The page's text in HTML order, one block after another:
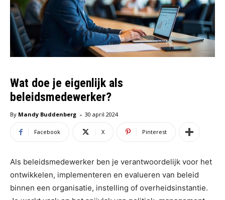
Wat doe je eigenlijk als
beleidsmedewerker?
By Mandy Buddenberg - 30 april 2024
Facebook X Pinterest
Als beleidsmedewerker ben je verantwoordelijk voor het
ontwikkelen, implementeren en evalueren van beleid
binnen een organisatie, instelling of overheidsinstantie.